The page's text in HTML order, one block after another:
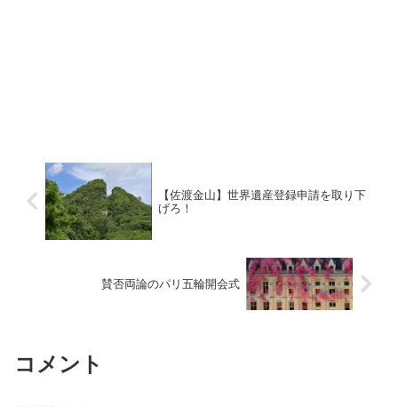
【佐渡金山】世界遺産登録申請を取り下
げろ！
賛否両論のパリ五輪開会式
コメント